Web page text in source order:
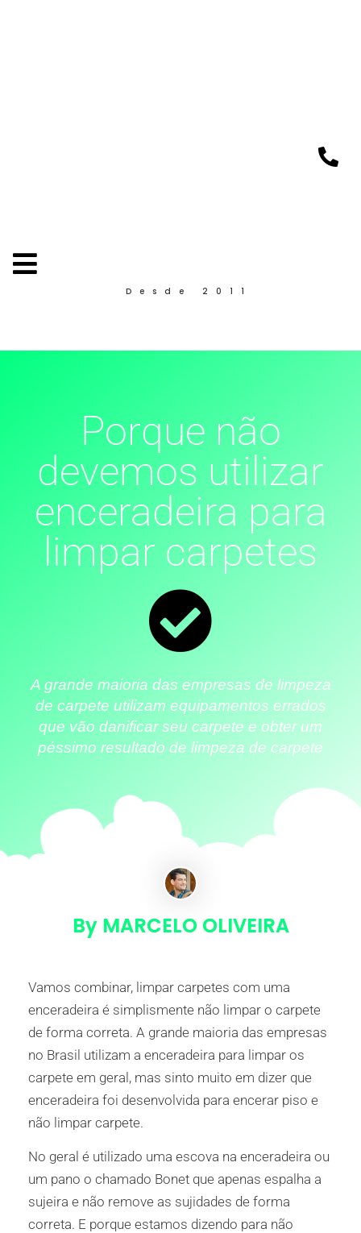
Desde 2011
Porque não
devemos utilizar
enceradeira para
limpar carpetes
A grande maioria das empresas de limpeza
de carpete utilizam equipamentos errados
que vão danificar seu carpete e obter um
péssimo resultado de limpeza de carpete
By MARCELO OLIVEIRA
Vamos combinar, limpar carpetes com uma
enceradeira é simplismente não limpar o carpete
de forma correta. A grande maioria das empresas
no Brasil utilizam a enceradeira para limpar os
carpete em geral, mas sinto muito em dizer que
enceradeira foi desenvolvida para encerar piso e
não limpar carpete.
No geral é utilizado uma escova na enceradeira ou
um pano o chamado Bonet que apenas espalha a
sujeira e não remove as sujidades de forma
correta. E porque estamos dizendo para não